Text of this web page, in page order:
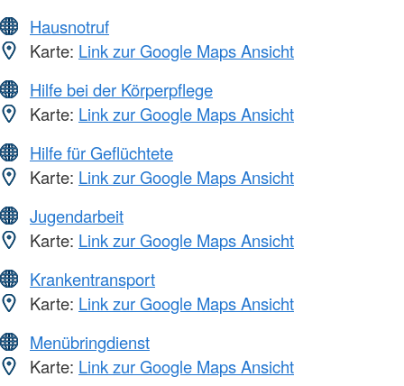
Hausnotruf
Karte: Link zur Google Maps Ansicht
Hilfe bei der Körperpflege
Karte: Link zur Google Maps Ansicht
Hilfe für Geflüchtete
Karte: Link zur Google Maps Ansicht
Jugendarbeit
Karte: Link zur Google Maps Ansicht
Krankentransport
Karte: Link zur Google Maps Ansicht
Menübringdienst
Karte: Link zur Google Maps Ansicht